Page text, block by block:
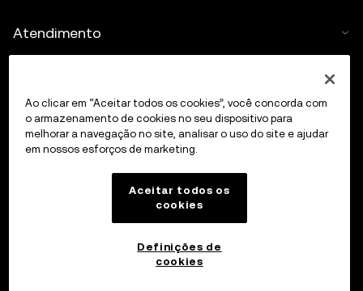
Atendimento
Calculadora de cripto
Ao clicar em “Aceitar todos os cookies”, você concorda com
o armazenamento de cookies no seu dispositivo para
melhorar a navegação no site, analisar o uso do site e ajudar
em nossos esforços de marketing.
Aceitar todos os
cookies
Definições de
cookies